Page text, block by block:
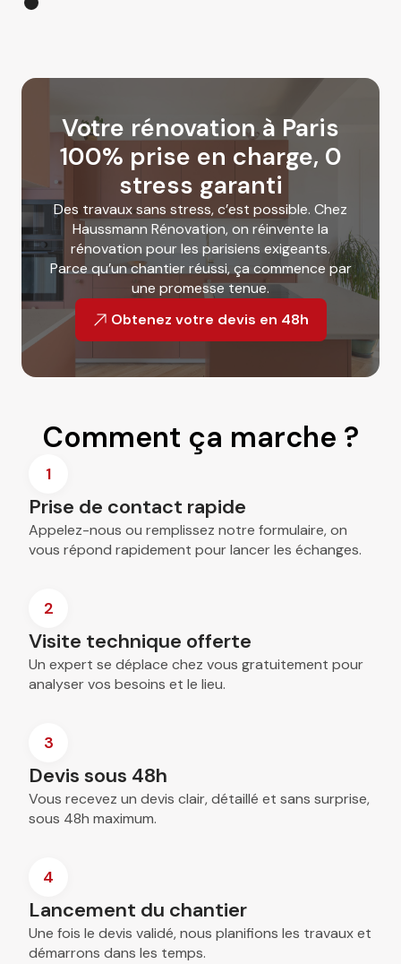
Votre rénovation à Paris
100% prise en charge, 0
stress garanti
Des travaux sans stress, c’est possible. Chez
Haussmann Rénovation, on réinvente la
rénovation pour les parisiens exigeants.
Parce qu’un chantier réussi, ça commence par
une promesse tenue.
Obtenez votre devis en 48h
Comment ça marche ?
1
Prise de contact rapide
Appelez-nous ou remplissez notre formulaire, on
vous répond rapidement pour lancer les échanges.
2
Visite technique offerte
Un expert se déplace chez vous gratuitement pour
analyser vos besoins et le lieu.
3
Devis sous 48h
Vous recevez un devis clair, détaillé et sans surprise,
sous 48h maximum.
4
Lancement du chantier
Une fois le devis validé, nous planifions les travaux et
démarrons dans les temps.